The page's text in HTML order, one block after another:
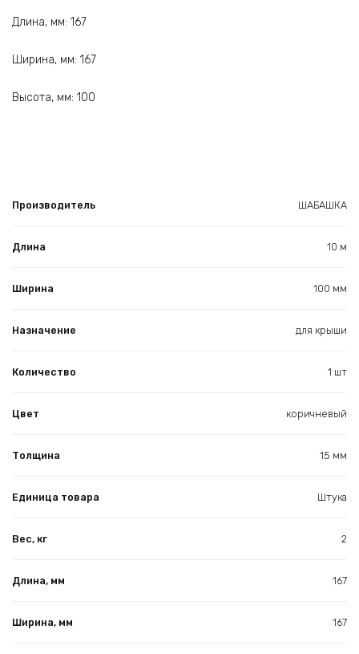
Длина, мм: 167
Ширина, мм: 167
Высота, мм: 100
Производитель ШАБАШКА
Длина 10 м
Ширина 100 мм
Назначение для крыши
Количество 1 шт
Цвет коричневый
Толщина 15 мм
Единица товара Штука
Вес, кг 2
Длина, мм 167
Ширина, мм 167